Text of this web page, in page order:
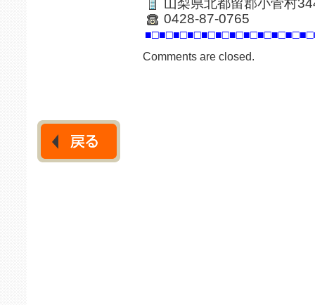
山梨県北都留郡小菅村
0428-87-0765
Comments are closed.